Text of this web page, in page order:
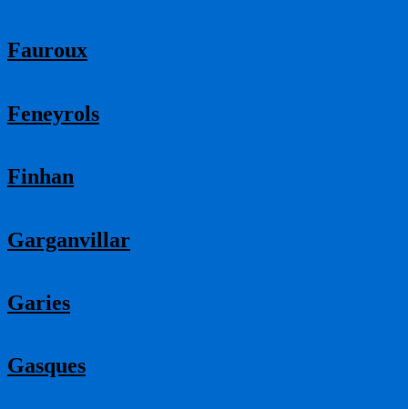
Fauroux
Feneyrols
Finhan
Garganvillar
Garies
Gasques